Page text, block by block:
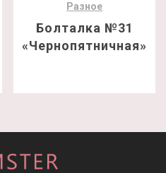
Разное
Болталка №31
«Чернопятничная»